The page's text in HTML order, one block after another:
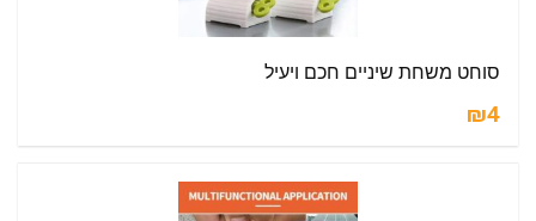
סוחט משחת שיניים חכם ויעיל
₪4